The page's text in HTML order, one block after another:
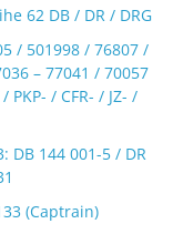
62 DB / DR / DRG
/ 501998 / 76807 /
– 77041 / 70057
/ CFR- / JZ- /
DB 144 001-5 / DR
(Captrain)